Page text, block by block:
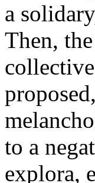
a
Then,
to a
explora,